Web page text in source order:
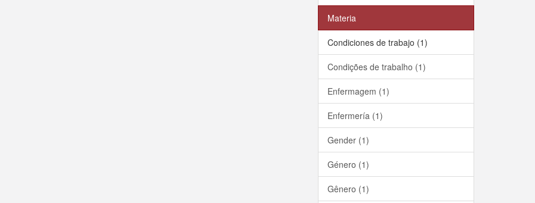
Materia
Condiciones de trabajo (1)
Condições de trabalho (1)
Enfermagem (1)
Enfermería (1)
Gender (1)
Género (1)
Gênero (1)